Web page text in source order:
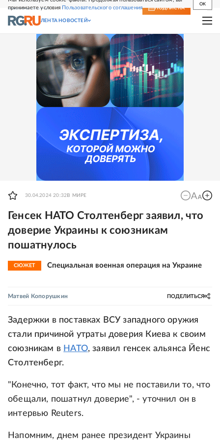
принимаете условия Пользовательского соглашения
OK
СВЕЖИЙ НОМЕР ПОДПИСКА
ЛЕНТА НОВОСТЕЙ
30.04.2024 20:32 В МИРЕ
Генсек НАТО Столтенберг заявил, что
доверие Украины к союзникам
пошатнулось
СЮЖЕТ Специальная военная операция на Украине
Матвей Копорушкин ПОДЕЛИТЬСЯ
Задержки в поставках ВСУ западного оружия
стали причиной утраты доверия Киева к своим
союзникам в НАТО, заявил генсек альянса Йенс
Столтенберг.
"Конечно, тот факт, что мы не поставили то, что
обещали, пошатнул доверие", - уточнил он в
интервью Reuters.
Напомним, днем ранее президент Украины